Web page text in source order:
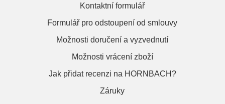
Kontaktní formulář
Formulář pro odstoupení od smlouvy
Možnosti doručení a vyzvednutí
Možnosti vrácení zboží
Jak přidat recenzi na HORNBACH?
Záruky